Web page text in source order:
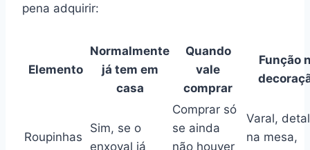
pena adquirir:
Elemento
Normalmente
já tem em
casa
Quando
vale
comprar
Função
Roupinhas
Sim, se o
enxoval já
Comprar só
se ainda
não houver
Varal,
na mesa,